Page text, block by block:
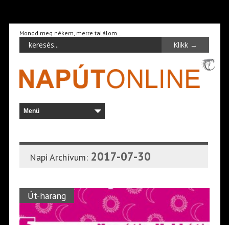
Mondd meg nékem, merre találom…
Napi Archívum: 2017-07-30
Út-harang